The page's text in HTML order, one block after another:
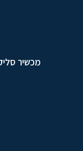
מכשיר